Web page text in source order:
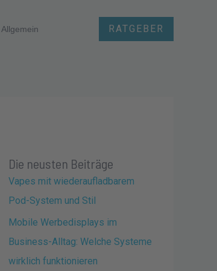
Allgemein RATGEBER
Die neusten Beiträge
Vapes mit wiederaufladbarem
Pod-System und Stil
Mobile Werbedisplays im
Business-Alltag: Welche Systeme
wirklich funktionieren